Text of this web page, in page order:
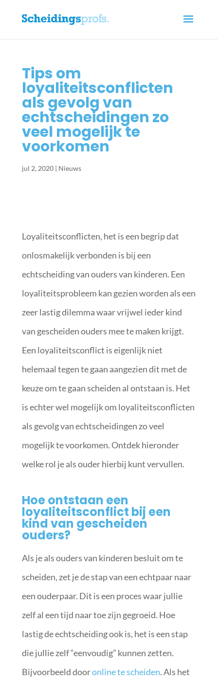
Tips om
loyaliteitsconflicten
als gevolg van
echtscheidingen zo
veel mogelijk te
voorkomen
jul 2, 2020| Nieuws
Loyaliteitsconflicten, het is een begrip dat
onlosmakelijk verbonden is bij een
echtscheiding van ouders van kinderen. Een
loyaliteitsprobleem kan gezien worden als een
zeer lastig dilemma waar vrijwel ieder kind
van gescheiden ouders mee te maken krijgt.
Een loyaliteitsconflict is eigenlijk niet
helemaal tegen te gaan aangezien dit met de
keuze om te gaan scheiden al ontstaan is. Het
is echter wel mogelijk om loyaliteitsconflicten
als gevolg van echtscheidingen zo veel
mogelijk te voorkomen. Ontdek hieronder
welke rol je als ouder hierbij kunt vervullen.
Hoe ontstaan een
loyaliteitsconflict bij een
kind van gescheiden
ouders?
Als je als ouders van kinderen besluit om te
scheiden, zet je de stap van een echtpaar naar
een ouderpaar. Dit is een proces waar jullie
zelf al een tijd naar toe zijn gegroeid. Hoe
lastig de echtscheiding ook is, het is een stap
die jullie zelf “eenvoudig” kunnen zetten.
Bijvoorbeeld dooronline te scheiden. Als het